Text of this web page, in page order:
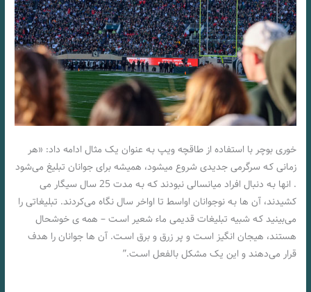
خوری بوچر با استفاده از طاقچه ویپ بـه عنوان یک مثال ادامه داد: «هر
زمانی کـه سرگرمی جدیدی شروع میشود، همیشه برای جوانان تبلیغ می‌شود
. انها بـه دنبال افراد میانسالی نبودند کـه بـه مدت 25 سال سیگار می
کشیدند، آن ها بـه نوجوانان اواسط تا اواخر سال نگاه می‌کردند. تبلیغاتی را
می‌بینید کـه شبیه تبلیغات قدیمی ماء شعیر اسـت – همه ی خوشحال
هستند، هیجان انگیز اسـت و پر زرق و برق اسـت. آن ها جوانان را هدف
قرار می‌دهند و این یک مشکل بالفعل اسـت.”